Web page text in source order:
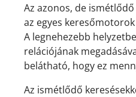
Az azonos, de
az egyes
A legnehezebb
relációjának
belátható, hogy ez
Az ismétlődő